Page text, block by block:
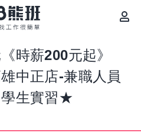
時薪200元起》
中正店-兼職人員
生實習★